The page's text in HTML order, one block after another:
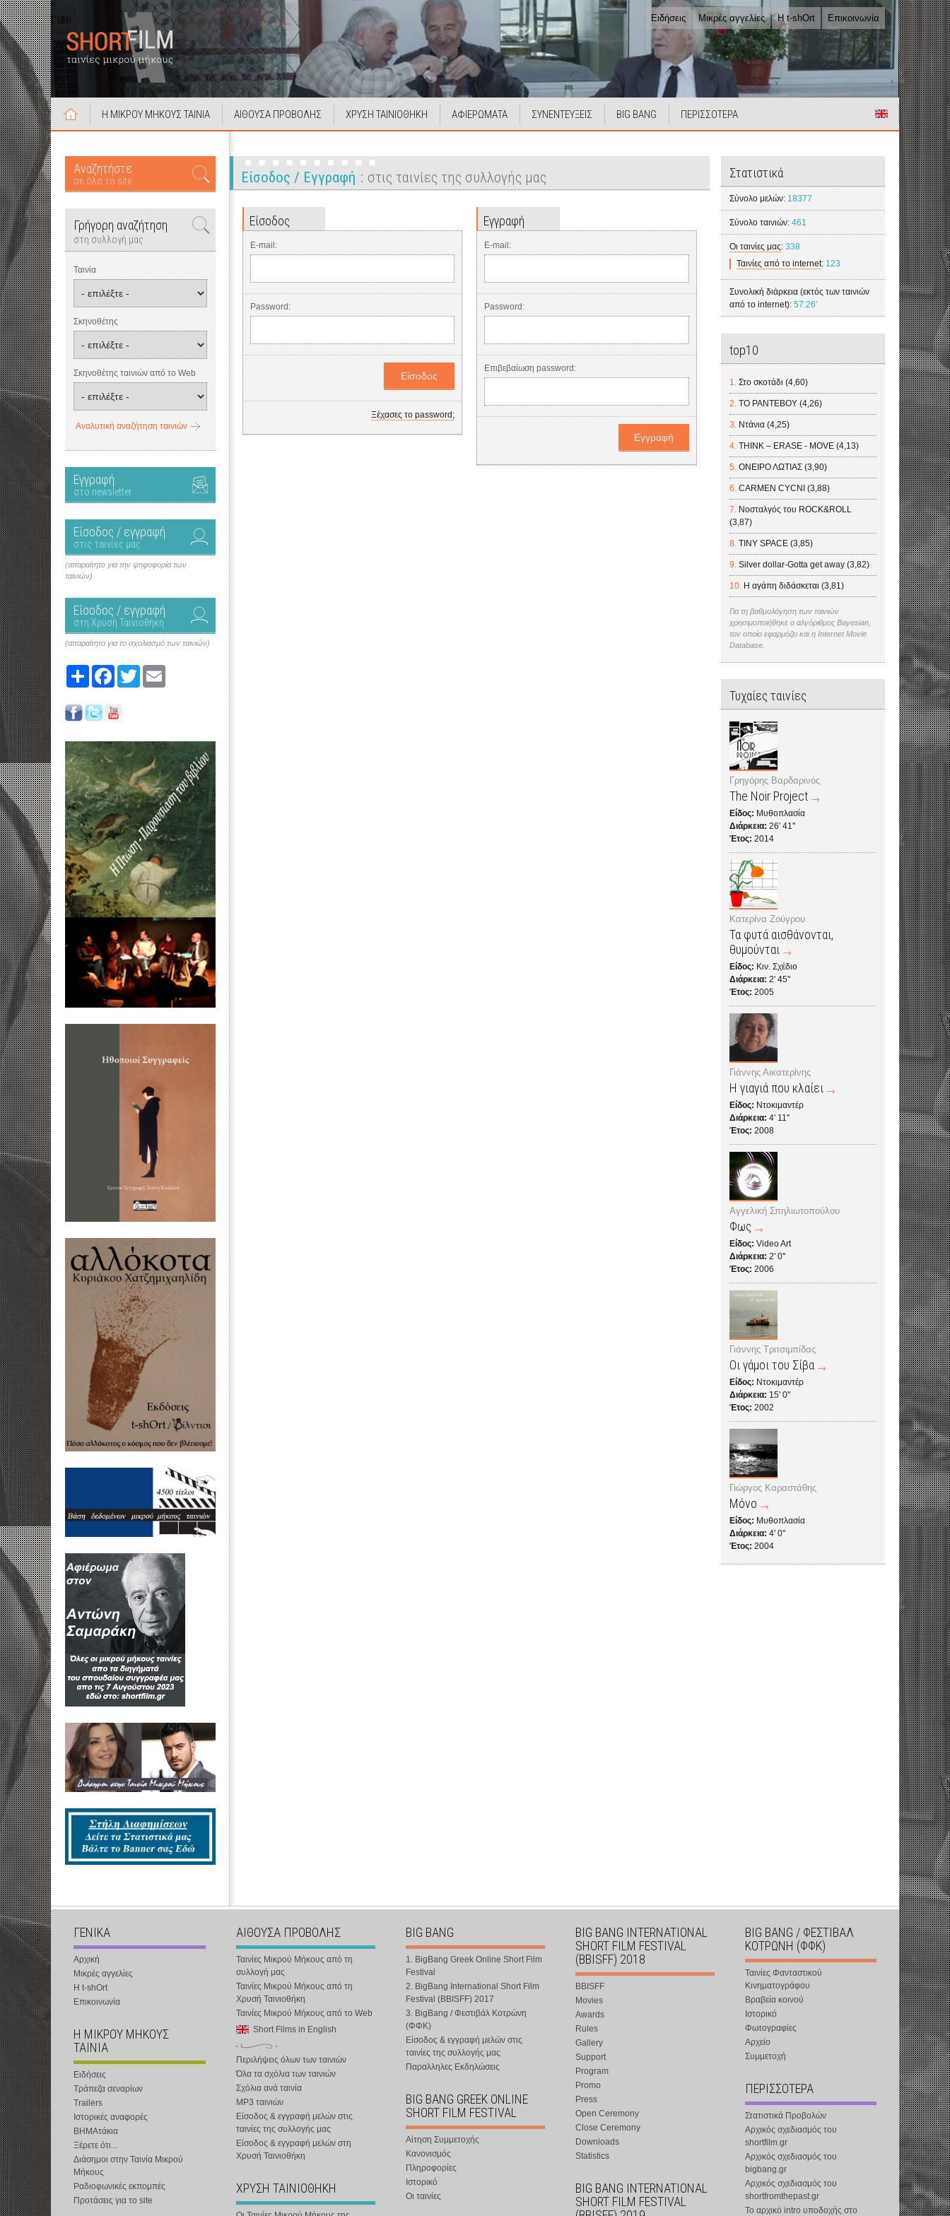
Ειδήσεις Μικρές αγγελίες Η t-shOrt Επικοινωνία
Η ΜΙΚΡΟΥ ΜΗΚΟΥΣ ΤΑΙΝΙΑ ΑΙΘΟΥΣΑ ΠΡΟΒΟΛΗΣ ΧΡΥΣΗ ΤΑΙΝΙΟΘΗΚΗ ΑΦΙΕΡΩΜΑΤΑ ΣΥΝΕΝΤΕΥΞΕΙΣ BIG BANG ΠΕΡΙΣΣΟΤΕΡΑ
Αναζητήστε
σε όλο το site
Γρήγορη αναζήτηση
στη συλλογή μας
Ταινία
Σκηνοθέτης
Σκηνοθέτης ταινιών από το Web
Αναλυτική αναζήτηση ταινιών
Εγγραφή
στο newsletter
Είσοδος / εγγραφή
στις ταινίες μας
(απαραίτητο για την ψηφοφορία των
ταινιών)
Είσοδος / εγγραφή
στη Χρυσή Ταινιοθήκη
(απαραίτητο για το σχολιασμό των ταινιών)
Share FacebookTwitter
Είσοδος / Εγγραφή στις ταινίες της συλλογής μας
Είσοδος
E-mail:
Password:
Ξέχασες το password;
Εγγραφή
E-mail:
Password:
Επιβεβαίωση password:
Στατιστικά
Σύνολο μελών: 18377
Σύνολο ταινιών:461
Οι ταινίες μας:338
Ταινίες από το internet: 123
Συνολική διάρκεια (εκτός των ταινιών
από το internet):57:26'
top10
Στο σκοτάδι (4,60)
ΤΟ ΡΑΝΤΕΒΟΥ (4,26)
Ντάνια (4,25)
THINK – ERASE - MOVE (4,13)
ΟΝΕΙΡΟ ΛΩΤΙΑΣ (3,90)
CARMEN CYCNI (3,88)
Νοσταλγός του ROCK&ROLL
(3,87)
TINY SPACE (3,85)
Silver dollar-Gotta get away (3,82)
Η αγάπη διδάσκεται (3,81)
Για τη βαθμολόγηση των ταινιών
χρησιμοποιήθηκε ο αλγόριθμος Bayesian,
τον οποίο εφαρμόζει και η Internet Movie
Database.
Τυχαίες ταινίες
Γρηγόρης Βαρδαρινός
The Noir Project
Είδος: Μυθοπλασία
Διάρκεια: 26' 41''
Έτος: 2014
Κατερίνα Ζούγρου
Τα φυτά αισθάνονται,
θυμούνται
Είδος: Κιν. Σχέδιο
Διάρκεια: 2' 45''
Έτος: 2005
Γιάννης Αικατερίνης
Η γιαγιά που κλαίει
Είδος: Ντοκιμαντέρ
Διάρκεια: 4' 11''
Έτος: 2008
Αγγελική Σπηλιωτοπούλου
Φως
Είδος: Video Art
Διάρκεια: 2' 0''
Έτος: 2006
Γιάννης Τριτσιμπίδας
Οι γάμοι του Σίβα
Είδος: Ντοκιμαντέρ
Διάρκεια: 15' 0''
Έτος: 2002
Γιώργος Καραστάθης
Μόνο
Είδος: Μυθοπλασία
Διάρκεια: 4' 0''
Έτος: 2004
ΓΕΝΙΚΑ
Αρχική
Μικρές αγγελίες
Η t-shOrt
Επικοινωνία
Η ΜΙΚΡΟΥ ΜΗΚΟΥΣ
ΤΑΙΝΙΑ
Ειδήσεις
Τράπεζα σεναρίων
Trailers
Ιστορικές αναφορές
ΒΗΜΑτάκια
Ξέρετε ότι...
Διάσημοι στην Ταινία Μικρού
Μήκους
Ραδιοφωνικές εκπομπές
Προτάσεις για το site
ΑΙΘΟΥΣΑ ΠΡΟΒΟΛΗΣ
Ταινίες Μικρού Μήκους από τη
συλλογή μας
Ταινίες Μικρού Μήκους από τη
Χρυσή Ταινιοθήκη
Ταινίες Μικρού Μήκους από το Web
Short Films in English
Περιλήψεις όλων των ταινιών
Όλα τα σχόλια των ταινιών
Σχόλια ανά ταινία
MP3 ταινιών
Είσοδος & εγγραφή μελών στις
ταινίες της συλλογής μας
Είσοδος & εγγραφή μελών στη
Χρυσή Ταινιοθήκη
ΧΡΥΣΗ ΤΑΙΝΙΟΘΗΚΗ
BIG BANG
1. BigBang Greek Online Short Film
Festival
2. BigBang International Short Film
Festival (BBISFF) 2017
3. BigBang / Φεστιβάλ Κοτρώνη
(ΦΦΚ)
Είσοδος & εγγραφή μελών στις
ταινίες της συλλογής μας
Παραλληλες Εκδηλώσεις
BIG BANG GREEK ONLINE
SHORT FILM FESTIVAL
Αίτηση Συμμετοχής
Κανονισμός
Πληροφορίες
Ιστορικό
Οι ταινίες
BIG BANG INTERNATIONAL
SHORT FILM FESTIVAL
(BBISFF) 2018
BBISFF
Movies
Awards
Rules
Gallery
Support
Program
Promo
Press
Open Ceremony
Close Ceremony
Downloads
Statistics
BIG BANG INTERNATIONAL
SHORT FILM FESTIVAL
BIG BANG / ΦΕΣΤΙΒΑΛ
ΚΟΤΡΩΝΗ (ΦΦΚ)
Ταινίες Φανταστικού
Κινηματογράφου
Βραβεία κοινού
Ιστορικό
Φωτογραφίες
Αρχείο
Συμμετοχή
ΠΕΡΙΣΣΟΤΕΡΑ
Στατιστικά Προβολών
Αρχικός σχεδιασμός του
shortfilm.gr
Αρχικός σχεδιασμός του
bigbang.gr
Αρχικός σχεδιασμός του
shortfromthepast.gr
Το αρχικό intro υποδοχής στο